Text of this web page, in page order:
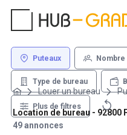
Puteaux
Type de bureau
Plus de filtres
Louer un bureau
Location de bureau - 92800
49 annonces